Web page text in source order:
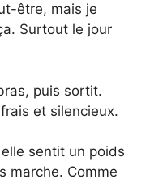
être, mais je
Surtout le jour
puis sortit.
et silencieux.
sentit un poids
marche. Comme